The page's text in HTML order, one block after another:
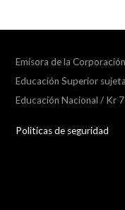
Emisora de la
Educación Superior
Educación Nacional / Kr
Politicas de seguridad